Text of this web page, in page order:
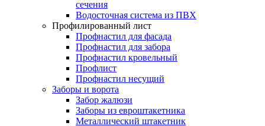
сечения
Водосточная система из ПВХ
Профилированный лист
Профнастил для фасада
Профнастил для забора
Профнастил кровельный
Профлист
Профнастил несущий
Заборы и ворота
Забор жалюзи
Заборы из евроштакетника
Металлический штакетник